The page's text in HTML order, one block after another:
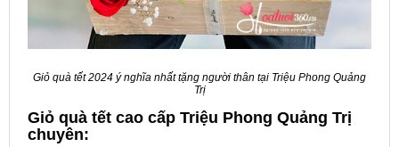
Giỏ quà tết 2024 ý nghĩa nhất tặng người thân tại Triệu Phong Quảng
Trị
Giỏ quà tết cao cấp Triệu Phong Quảng Trị
chuyên: